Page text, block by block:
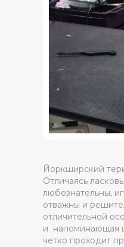
Йоркширский
Отличаясь
любознательны,
отважны и
отличительной
и напоминающая
четко проходит